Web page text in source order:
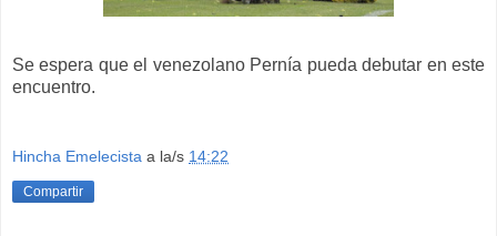
Se espera que el venezolano Pernía pueda debutar en este
encuentro.
Hincha Emelecista a la/s 14:22
Compartir